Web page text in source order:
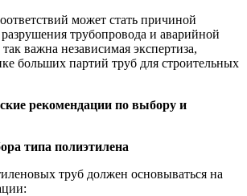
может стать причиной
трубопровода и аварийной
важна независимая экспертиза,
больших партий труб для строительных
рекомендации по выбору и
типа полиэтилена
труб должен основываться на